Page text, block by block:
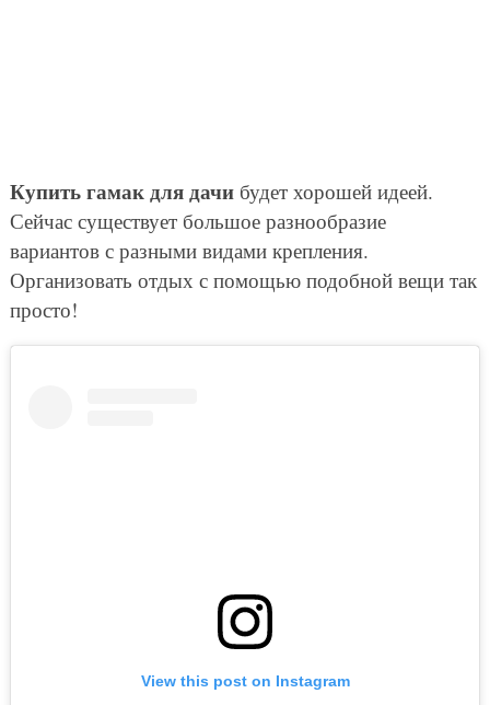
Купить гамак для дачибудет хорошей идеей.
Сейчас существует большое разнообразие
вариантов с разными видами крепления.
Организовать отдых с помощью подобной вещи так
просто!
View this post on Instagram